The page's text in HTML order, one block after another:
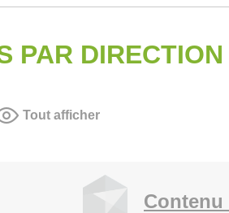
PAR DIRECTION
Tout afficher
Contenu